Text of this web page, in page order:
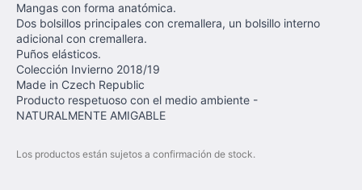
Mangas con forma anatómica.
Dos bolsillos principales con cremallera, un bolsillo interno
adicional con cremallera.
Puños elásticos.
Colección Invierno 2018/19
Made in Czech Republic
Producto respetuoso con el medio ambiente -
NATURALMENTE AMIGABLE
Los productos están sujetos a confirmación de stock.